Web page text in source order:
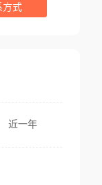
方式
近一年